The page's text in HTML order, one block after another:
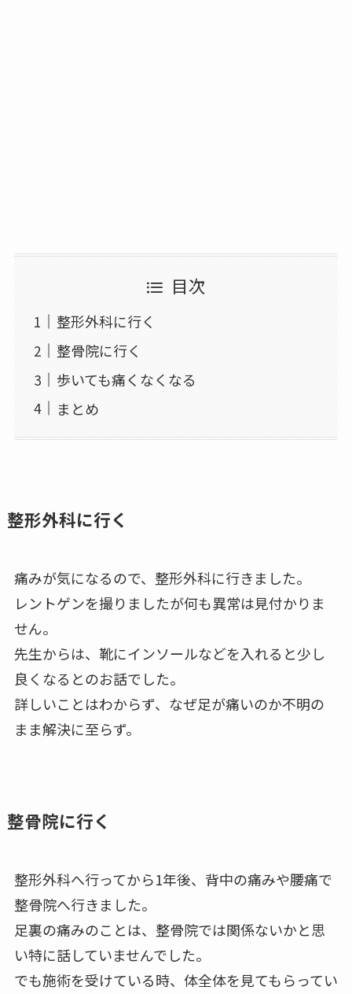
目次
整形外科に行く
整骨院に行く
歩いても痛くなくなる
まとめ
整形外科に行く
痛みが気になるので、整形外科に行きました。
レントゲンを撮りましたが何も異常は見付かりま
せん。
先生からは、靴にインソールなどを入れると少し
良くなるとのお話でした。
詳しいことはわからず、なぜ足が痛いのか不明の
まま解決に至らず。
整骨院に行く
整形外科へ行ってから1年後、背中の痛みや腰痛で
整骨院へ行きました。
足裏の痛みのことは、整骨院では関係ないかと思
い特に話していませんでした。
でも施術を受けている時、体全体を見てもらってい